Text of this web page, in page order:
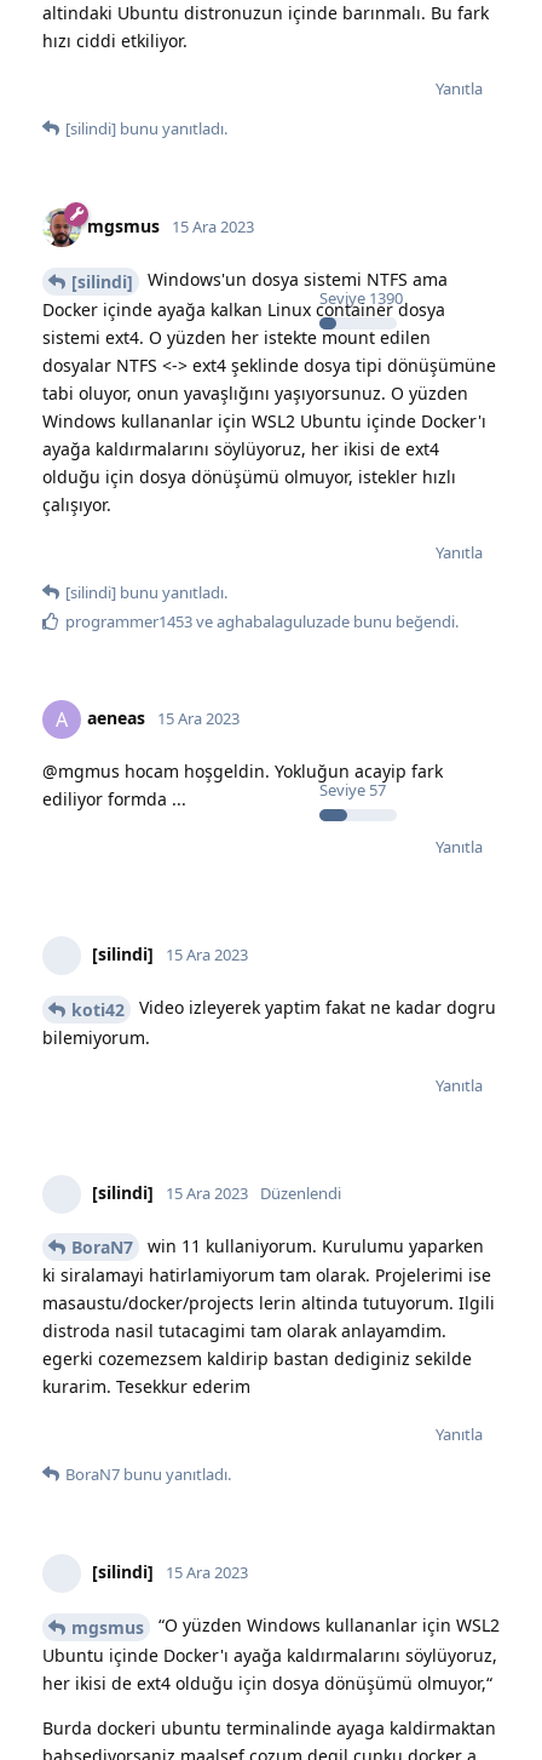
altindaki Ubuntu distronuzun içinde barınmalı. Bu fark
hızı ciddi etkiliyor.
Yanıtla
[silindi] bunu yanıtladı.
mgsmus
Seviye 1390
15 Ara 2023
[silindi]
Windows'un dosya sistemi NTFS ama
Docker içinde ayağa kalkan Linux container dosya
sistemi ext4. O yüzden her istekte mount edilen
dosyalar NTFS <-> ext4 şeklinde dosya tipi dönüşümüne
tabi oluyor, onun yavaşlığını yaşıyorsunuz. O yüzden
Windows kullananlar için WSL2 Ubuntu içinde Docker'ı
ayağa kaldırmalarını söylüyoruz, her ikisi de ext4
olduğu için dosya dönüşümü olmuyor, istekler hızlı
çalışıyor.
Yanıtla
[silindi] bunu yanıtladı.
programmer1453veaghabalaguluzade bunu beğendi.
A aeneas
Seviye 57
15 Ara 2023
@mgmus hocam hoşgeldin. Yokluğun acayip fark
ediliyor formda ...
Yanıtla
[silindi] 15 Ara 2023
koti42
Video izleyerek yaptim fakat ne kadar dogru
bilemiyorum.
Yanıtla
[silindi] 15 Ara 2023 Düzenlendi
BoraN7
win 11 kullaniyorum. Kurulumu yaparken
ki siralamayi hatirlamiyorum tam olarak. Projelerimi ise
masaustu/docker/projects lerin altinda tutuyorum. Ilgili
distroda nasil tutacagimi tam olarak anlayamdim.
egerki cozemezsem kaldirip bastan dediginiz sekilde
kurarim. Tesekkur ederim
Yanıtla
BoraN7 bunu yanıtladı.
[silindi] 15 Ara 2023
mgsmus
“O yüzden Windows kullananlar için WSL2
Ubuntu içinde Docker'ı ayağa kaldırmalarını söylüyoruz,
her ikisi de ext4 olduğu için dosya dönüşümü olmuyor,“
Burda dockeri ubuntu terminalinde ayaga kaldirmaktan